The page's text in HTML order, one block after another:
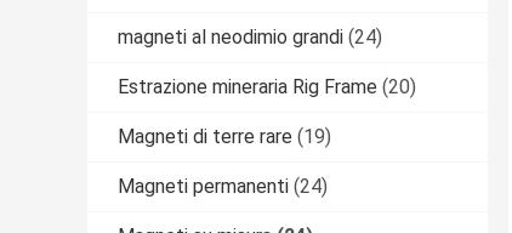
magneti al neodimio grandi (24)
Estrazione mineraria Rig Frame (20)
Magneti di terre rare (19)
Magneti permanenti (24)